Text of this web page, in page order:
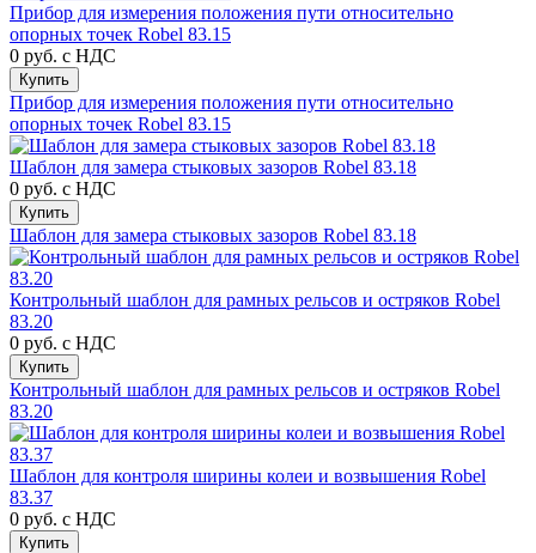
Прибор для измерения положения пути относительно
опорных точек Robel 83.15
0 руб. с НДС
Купить
Прибор для измерения положения пути относительно
опорных точек Robel 83.15
Шаблон для замера стыковых зазоров Robel 83.18
0 руб. с НДС
Купить
Шаблон для замера стыковых зазоров Robel 83.18
Контрольный шаблон для рамных рельсов и остряков Robel
83.20
0 руб. с НДС
Купить
Контрольный шаблон для рамных рельсов и остряков Robel
83.20
Шаблон для контроля ширины колеи и возвышения Robel
83.37
0 руб. с НДС
Купить